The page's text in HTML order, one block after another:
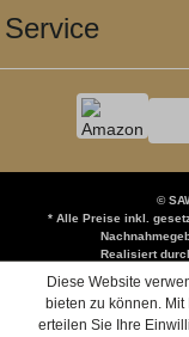
Service
©
* Alle Preise inkl.
Realisiert
Diese Website
bieten zu können. Mit
erteilen Sie Ihre